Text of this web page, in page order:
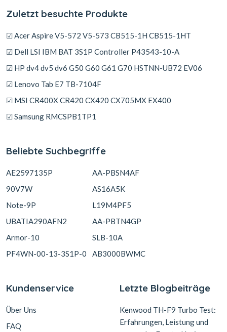
Zuletzt besuchte Produkte
☑ Acer Aspire V5-572 V5-573 CB515-1H CB515-1HT
☑ Dell LSI IBM BAT 3S1P Controller P43543-10-A
☑ HP dv4 dv5 dv6 G50 G60 G61 G70 HSTNN-UB72 EV06
☑ Lenovo Tab E7 TB-7104F
☑ MSI CR400X CR420 CX420 CX705MX EX400
☑ Samsung RMCSPB1TP1
Beliebte Suchbegriffe
AE2597135P
90V7W
Note-9P
UBATIA290AFN2
Armor-10
PF4WN-00-13-3S1P-0
AA-PBSN4AF
AS16A5K
L19M4PF5
AA-PBTN4GP
SLB-10A
AB3000BWMC
Kundenservice
Über Uns
FAQ
Letzte Blogbeiträge
Kenwood TH-F9 Turbo Test:
Erfahrungen, Leistung und